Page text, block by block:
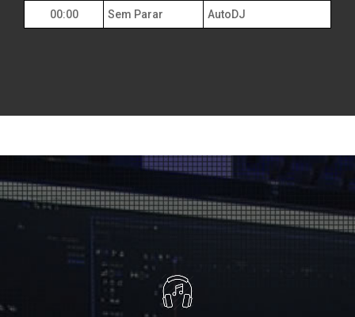
00:00 Sem Parar AutoDJ